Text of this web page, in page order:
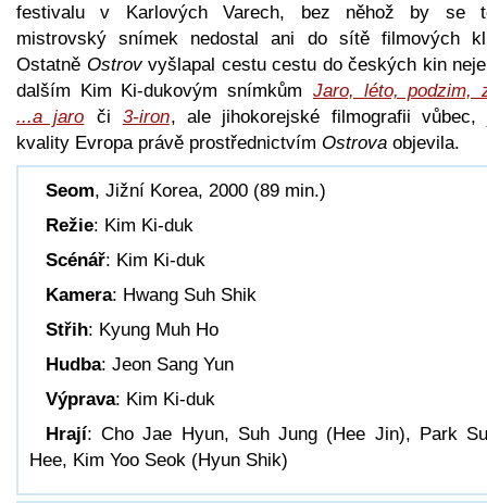
festivalu v Karlových Varech, bez něhož by se
mistrovský snímek nedostal ani do sítě filmových
Ostatně Ostrovvyšlapal cestu cestu do českých kin
dalším Kim Ki-dukovým snímkům Jaro, léto, podzim,
...a jaro či 3-iron, ale jihokorejské filmografii vůbec,
kvality Evropa právě prostřednictvím Ostrova objevila.
Seom, Jižní Korea, 2000 (89 min.)
Režie: Kim Ki-duk
Scénář: Kim Ki-duk
Kamera: Hwang Suh Shik
Střih: Kyung Muh Ho
Hudba: Jeon Sang Yun
Výprava: Kim Ki-duk
Hrají: Cho Jae Hyun, Suh Jung (Hee Jin), Park
Hee, Kim Yoo Seok (Hyun Shik)